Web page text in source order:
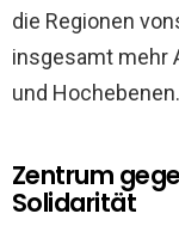
die Regionen
insgesamt mehr
und Hochebenen.
Zentrum
Solidarität